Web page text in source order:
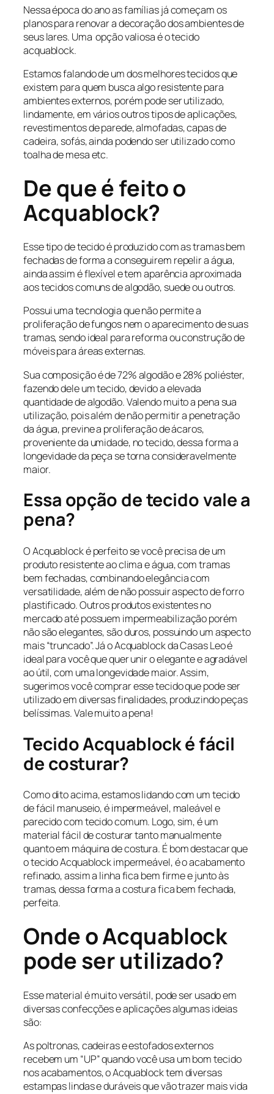
Nessa época do ano as famílias já começam os
planos para renovar a decoração dos ambientes de
seus lares. Uma opção valiosa é o tecido
acquablock.
Estamos falando de um dos melhores tecidos que
existem para quem busca algo resistente para
ambientes externos, porém pode ser utilizado,
lindamente, em vários outros tipos de aplicações,
revestimentos de parede, almofadas, capas de
cadeira, sofás, ainda podendo ser utilizado como
toalha de mesa etc.
De que é feito o
Acquablock?
Esse tipo de tecido é produzido com as tramas bem
fechadas de forma a conseguirem repelir a água,
ainda assim é flexível e tem aparência aproximada
aos tecidos comuns de algodão, suede ou outros.
Possui uma tecnologia que não permite a
proliferação de fungos nem o aparecimento de suas
tramas, sendo ideal para reforma ou construção de
móveis para áreas externas.
Sua composição é de 72% algodão e 28% poliéster,
fazendo dele um tecido, devido a elevada
quantidade de algodão. Valendo muito a pena sua
utilização, pois além de não permitir a penetração
da água, previne a proliferação de ácaros,
proveniente da umidade, no tecido, dessa forma a
longevidade da peça se torna consideravelmente
maior.
Essa opção de tecido vale a
pena?
O Acquablock é perfeito se você precisa de um
produto resistente ao clima e água, com tramas
bem fechadas, combinando elegância com
versatilidade, além de não possuir aspecto de forro
plastificado. Outros produtos existentes no
mercado até possuem impermeabilização porém
não são elegantes, são duros, possuindo um aspecto
mais “truncado”. Já o Acquablock da Casas Leo é
ideal para você que quer unir o elegante e agradável
ao útil, com uma longevidade maior. Assim,
sugerimos você comprar esse tecido que pode ser
utilizado em diversas finalidades, produzindo peças
belíssimas. Vale muito a pena!
Tecido Acquablock é fácil
de costurar?
Como dito acima, estamos lidando com um tecido
de fácil manuseio, é impermeável, maleável e
parecido com tecido comum. Logo, sim, é um
material fácil de costurar tanto manualmente
quanto em máquina de costura. É bom destacar que
o tecido Acquablock impermeável, é o acabamento
refinado, assim a linha fica bem firme e junto às
tramas, dessa forma a costura fica bem fechada,
perfeita.
Onde o Acquablock
pode ser utilizado?
Esse material é muito versátil, pode ser usado em
diversas confecções e aplicações algumas ideias
são:
As poltronas, cadeiras e estofados externos
recebem um “UP” quando você usa um bom tecido
nos acabamentos, o Acquablock tem diversas
estampas lindas e duráveis que vão trazer mais vida